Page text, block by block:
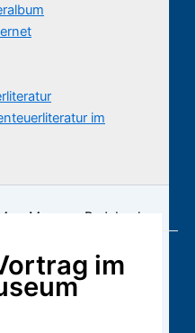
im
Museum Radebeul
im